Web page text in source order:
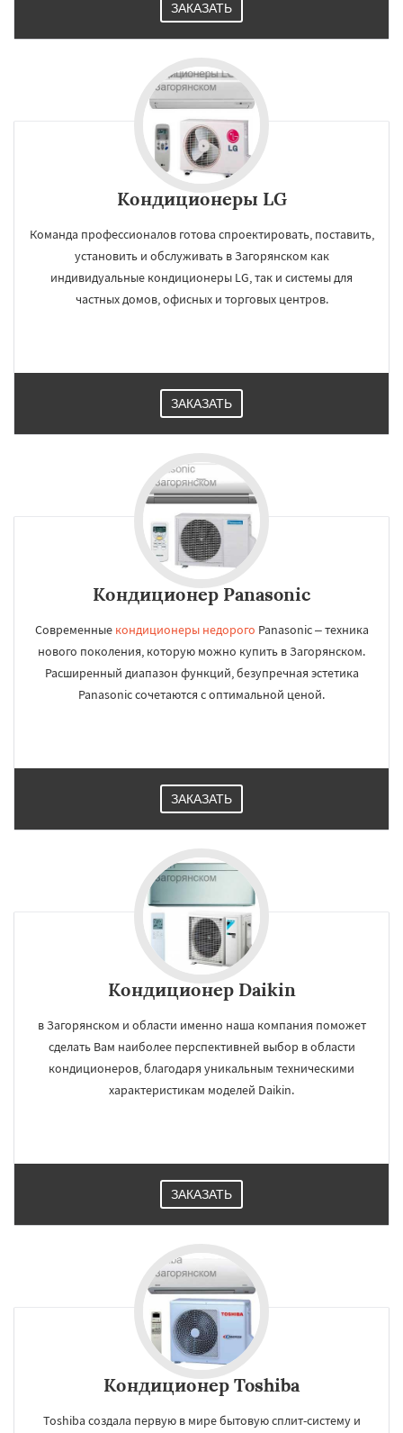
ЗАКАЗАТЬ
Кондиционеры LG
Команда профессионалов готова спроектировать, поставить,
установить и обслуживать в Загорянском как
индивидуальные кондиционеры LG, так и системы для
частных домов, офисных и торговых центров.
ЗАКАЗАТЬ
Кондиционер Panasonic
Современные кондиционеры недорого Panasonic – техника
нового поколения, которую можно купить в Загорянском.
Расширенный диапазон функций, безупречная эстетика
Panasonic сочетаются с оптимальной ценой.
ЗАКАЗАТЬ
Кондиционер Daikin
в Загорянском и области именно наша компания поможет
сделать Вам наиболее перспективней выбор в области
кондиционеров, благодаря уникальным техническими
характеристикам моделей Daikin.
ЗАКАЗАТЬ
Кондиционер Toshiba
Toshiba создала первую в мире бытовую сплит-систему и